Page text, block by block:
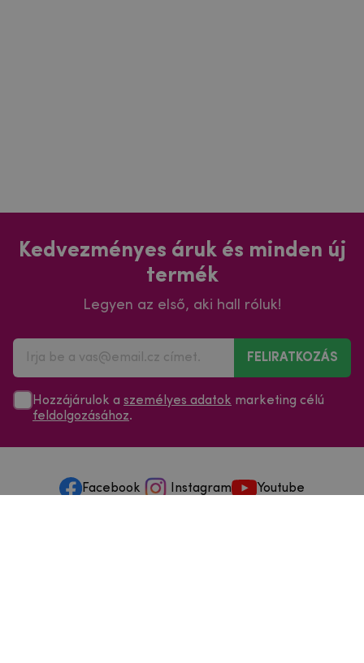
Kedvezményes áruk és minden új
termék
Legyen az első, aki hall róluk!
FELIRATKOZÁS
Hozzájárulok a személyes adatok marketing célú
feldolgozásához.
Facebook Instagram Youtube